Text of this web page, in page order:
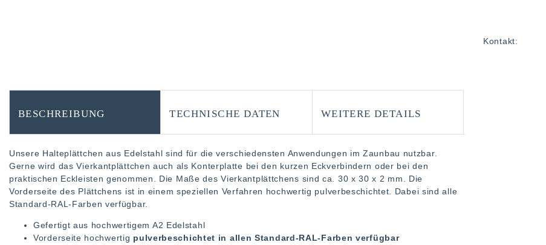
Kontakt:
BESCHREIBUNG TECHNISCHE DATEN WEITERE DETAILS
Unsere Halteplättchen aus Edelstahl sind für die verschiedensten Anwendungen im Zaunbau nutzbar.
Gerne wird das Vierkantplättchen auch als Konterplatte bei den kurzen Eckverbindern oder bei den
praktischen Eckleisten genommen. Die Maße des Vierkantplättchens sind ca. 30 x 30 x 2 mm. Die
Vorderseite des Plättchens ist in einem speziellen Verfahren hochwertig pulverbeschichtet. Dabei sind alle
Standard-RAL-Farben verfügbar.
Gefertigt aus hochwertigem A2 Edelstahl
Vorderseite hochwertig pulverbeschichtet in allen Standard-RAL-Farben verfügbar